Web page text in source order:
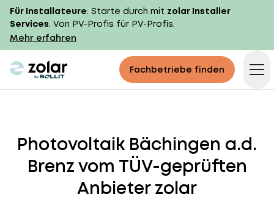
Für Installateure: Starte durch mit zolar Installer
Services. Von PV-Profis für PV-Profis.
Mehr erfahren
zolar logo Fachbetriebe finden
Photovoltaik Bächingen a.d.
Brenz vom TÜV-geprüften
Anbieter zolar